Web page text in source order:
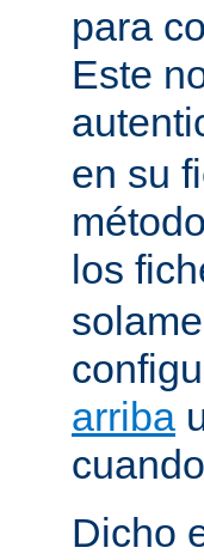
para
Este
en su
los
arriba
Dicho